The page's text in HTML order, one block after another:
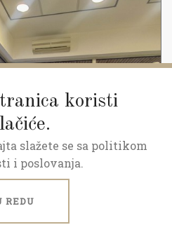
koristi
slažete se sa politikom
i poslovanja.
REDU